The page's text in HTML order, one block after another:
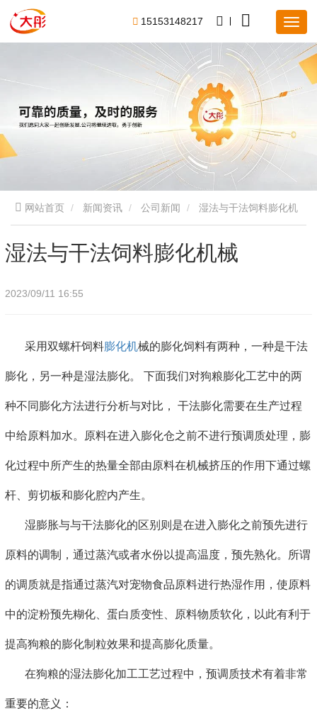
15153148217
网站首页 新闻资讯 公司新闻
械
湿法与干法饲料膨化机械
2023/09/11 16:55
采用双螺杆饲料膨化机械的膨化饲料有两种，一种是干法
膨化，另一种是湿法膨化。 下面我们对狗粮膨化工艺中的两
种不同膨化方法进行分析与对比， 干法膨化需要在生产过程
中给原料加水。原料在进入膨化仓之前不进行预调质处理，膨
化过程中所产生的热量全部由原料在机械挤压的作用下通过螺
杆、剪切板和膨化腔内产生。
湿膨胀与与干法膨化的区别则是在进入膨化之前预先进行
原料的调制，通过蒸汽或者水份以提高温度，预先熟化。所谓
的调质就是指通过蒸汽对宠物食品原料进行热湿作用，使原料
中的淀粉预先糊化、蛋白质变性、原料物质软化，以此有利于
提高狗粮的膨化制粒效果和提高膨化质量。
在狗粮的湿法膨化加工工艺过程中，预调质技术有着非常
重要的意义：